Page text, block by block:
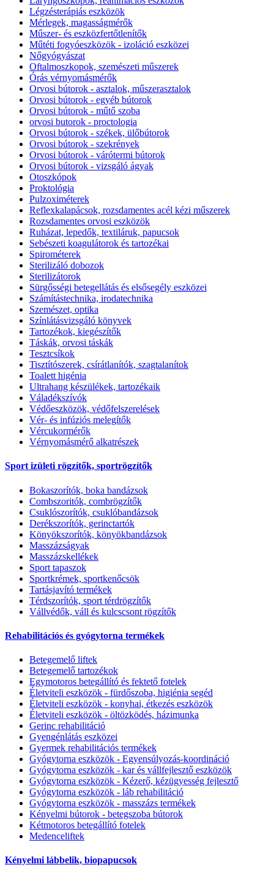
Légzésterápiás eszközök
Mérlegek, magasságmérők
Műszer- és eszközfertőtlenítők
Műtéti fogyóeszközök - izoláció eszközei
Nőgyógyászat
Oftalmoszkopok, szemészeti műszerek
Órás vérnyomásmérők
Orvosi bútorok - asztalok, műszerasztalok
Orvosi bútorok - egyéb bútorok
Orvosi bútorok - műtő szoba
orvosi butorok - proctologia
Orvosi bútorok - székek, ülőbútorok
Orvosi bútorok - szekrények
Orvosi bútorok - várótermi bútorok
Orvosi bútorok - vizsgáló ágyak
Otoszkópok
Proktológia
Pulzoximéterek
Reflexkalapácsok, rozsdamentes acél kézi műszerek
Rozsdamentes orvosi eszközök
Ruházat, lepedők, textiláruk, papucsok
Sebészeti koagulátorok és tartozékai
Spirométerek
Sterilizáló dobozok
Sterilizátorok
Sürgősségi betegellátás és elsősegély eszközei
Számítástechnika, irodatechnika
Szemészet, optika
Színlátásvizsgáló könyvek
Tartozékok, kiegészítők
Táskák, orvosi táskák
Tesztcsíkok
Tisztítószerek, csírátlanítók, szagtalanítok
Toalett higénia
Ultrahang készülékek, tartozékaik
Váladékszívók
Védőeszközök, védőfelszerelések
Vér- és infúziós melegítők
Vércukormérők
Vérnyomásmérő alkatrészek
Sport izületi rögzítők, sportrögzítők
Bokaszorítók, boka bandázsok
Combszoritók, combrögzítők
Csuklószorítók, csuklóbandázsok
Derékszorítók, gerinctartók
Könyökszorítók, könyökbandázsok
Masszázságyak
Masszázskellékek
Sport tapaszok
Sportkrémek, sportkenőcsök
Tartásjavító termékek
Térdszorítók, sport térdrögzítők
Vállvédők, váll és kulcscsont rögzítők
Rehabilitációs és gyógytorna termékek
Betegemelő liftek
Betegemelő tartozékok
Egymotoros betegállító és fektető fotelek
Életviteli eszközök - fürdőszoba, higiénia segéd
Életviteli eszközök - konyhai, étkezés eszközök
Életviteli eszközök - öltözködés, házimunka
Gerinc rehabilitáció
Gyengénlátás eszközei
Gyermek rehabilitációs termékek
Gyógytorna eszközök - Egyensúlyozás-koordináció
Gyógytorna eszközök - kar és vállfejlesztő eszközök
Gyógytorna eszközök - Kézerő, kézügyesség fejlesztő
Gyógytorna eszközök - láb rehabilitáció
Gyógytorna eszközök - masszázs termékek
Kényelmi bútorok - betegszoba bútorok
Kétmotoros betegállító fotelek
Medenceliftek
Kényelmi lábbelik, biopapucsok